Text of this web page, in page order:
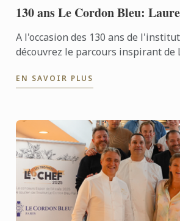
130 ans Le Cordon Bleu:
A l'occasion des 130 ans de
découvrez le parcours inspirant de
rencontré ...
EN SAVOIR PLUS